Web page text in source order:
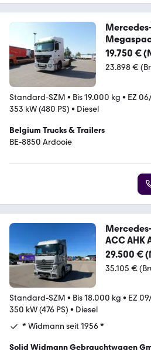
19.750 €
23.898 €
Standard-SZM • Bis 19.000 kg • EZ
353 kW (480 PS) • Diesel
Belgium Trucks & Trailers
BE-8850 Ardooie
ACC AHK
29.500 €
35.105 €
Standard-SZM • Bis 18.000 kg • EZ
350 kW (476 PS) • Diesel
* Widmann seit 1956 *
Solid Widmann Gebrauchtwagen